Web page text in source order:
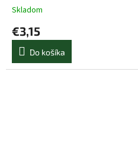
Skladom
€3,15
Do košíka